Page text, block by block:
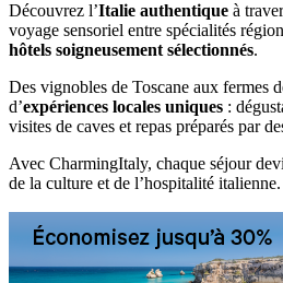
Découvrez l’Italie authentique à
voyage sensoriel entre spécialités
hôtels soigneusement sélectionnés.
Des vignobles de Toscane aux fermes
d’expériences locales uniques :
visites de caves et repas préparés par
Avec CharmingItaly, chaque séjour
de la culture et de l’hospitalité italienne.